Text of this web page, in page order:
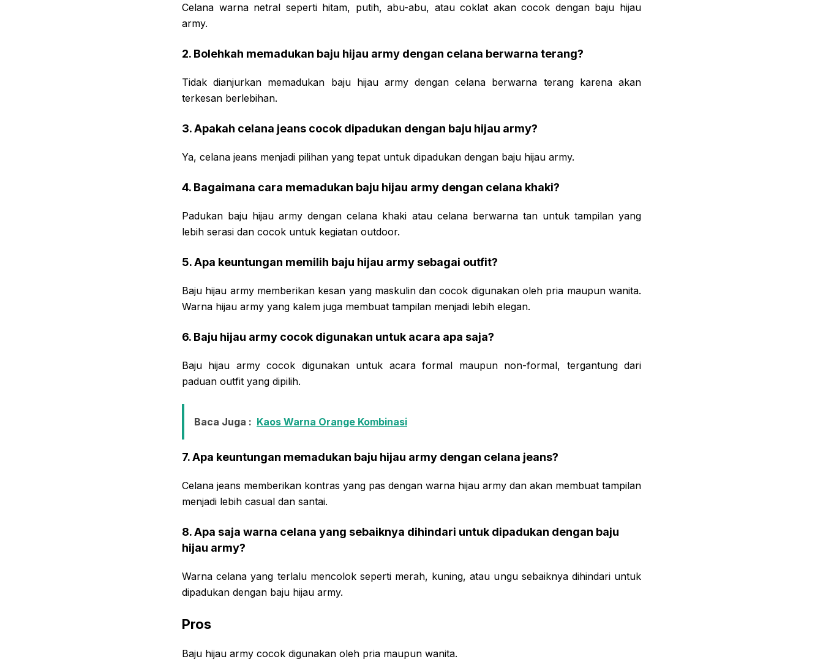
Celana warna netral seperti hitam, putih, abu-abu, atau coklat akan cocok dengan baju hijau
army.
2. Bolehkah memadukan baju hijau army dengan celana berwarna terang?
Tidak dianjurkan memadukan baju hijau army dengan celana berwarna terang karena akan
terkesan berlebihan.
3. Apakah celana jeans cocok dipadukan dengan baju hijau army?
Ya, celana jeans menjadi pilihan yang tepat untuk dipadukan dengan baju hijau army.
4. Bagaimana cara memadukan baju hijau army dengan celana khaki?
Padukan baju hijau army dengan celana khaki atau celana berwarna tan untuk tampilan yang
lebih serasi dan cocok untuk kegiatan outdoor.
5. Apa keuntungan memilih baju hijau army sebagai outfit?
Baju hijau army memberikan kesan yang maskulin dan cocok digunakan oleh pria maupun wanita.
Warna hijau army yang kalem juga membuat tampilan menjadi lebih elegan.
6. Baju hijau army cocok digunakan untuk acara apa saja?
Baju hijau army cocok digunakan untuk acara formal maupun non-formal, tergantung dari
paduan outfit yang dipilih.
Baca Juga : Kaos Warna Orange Kombinasi
7. Apa keuntungan memadukan baju hijau army dengan celana jeans?
Celana jeans memberikan kontras yang pas dengan warna hijau army dan akan membuat tampilan
menjadi lebih casual dan santai.
8. Apa saja warna celana yang sebaiknya dihindari untuk dipadukan dengan baju
hijau army?
Warna celana yang terlalu mencolok seperti merah, kuning, atau ungu sebaiknya dihindari untuk
dipadukan dengan baju hijau army.
Pros
Baju hijau army cocok digunakan oleh pria maupun wanita.